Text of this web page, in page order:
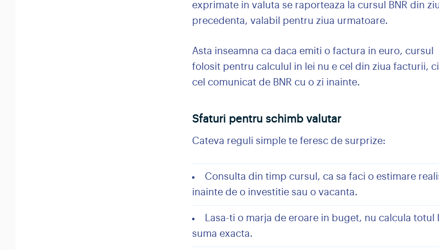
exprimate in valuta se raporteaza la cursul BNR din
precedenta, valabil pentru ziua urmatoare.
Asta inseamna ca daca emiti o factura in euro, cursul
folosit pentru calculul in lei nu e cel din ziua facturii, ci
cel comunicat de BNR cu o zi inainte.
Sfaturi pentru schimb valutar
Cateva reguli simple te feresc de surprize:
Consulta din timp cursul, ca sa faci o estimare
inainte de o investitie sau o vacanta.
Lasa-ti o marja de eroare in buget, nu calcula totul
suma exacta.